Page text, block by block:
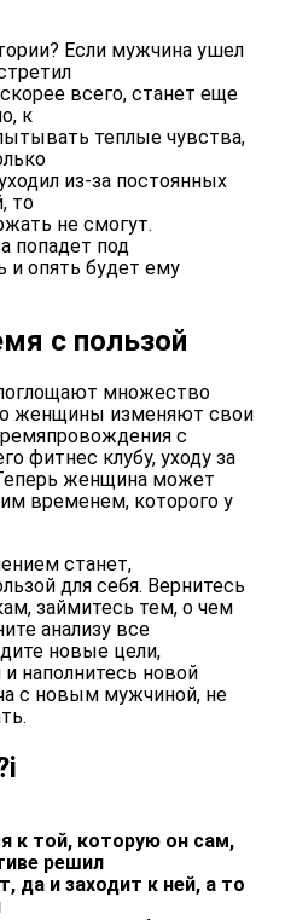
Если мужчина ушел
всего, станет еще
к
теплые чувства,
из-за постоянных
то
не смогут.
попадет под
и опять будет ему
с пользой
множество
женщины изменяют свои
с
фитнес клубу, уходу за
женщина может
временем, которого у
станет,
для себя. Вернитесь
займитесь тем, о чем
анализу все
новые цели,
наполнитесь новой
с новым мужчиной, не
к той, которую он сам,
решил
да и заходит к ней, а то